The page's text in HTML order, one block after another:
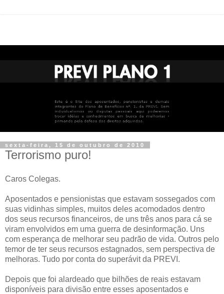
sexta-feira, 15 de outubro de 2010
Terrorismo puro!
Caros Colegas.
Aposentados e pensionistas que estavam sossegados com
suas vidinhas simples, muitos deles acomodados dentro
dos seus recursos financeiros, de uns três anos para cá se
viram envolvidos em uma guerra de desinformação. Uns
com esperança de melhorar seu padrão de vida. Outros pelo
temor de ter seus recursos estagnados, sem perspectiva de
melhoras. Tudo por conta do superávit da PREVI.
Depois que foi alardeado que bilhões de reais estavam
disponíveis para divisão entre esses aposentados e